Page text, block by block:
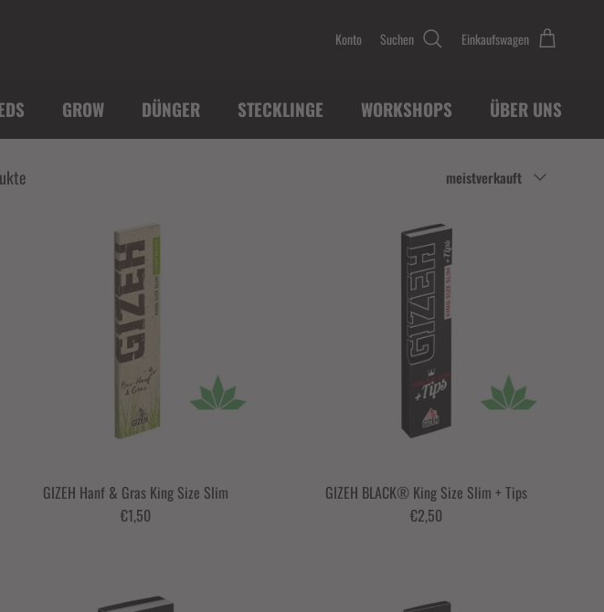
Konto Suchen Einkaufswagen
GROW DÜNGER STECKLINGE WORKSHOPS ÜBER UNS
Sortieren nach
meistverkauft
GIZEH Hanf & Gras King Size Slim
€1,50
GIZEH BLACK® King Size Slim + Tips
€2,50